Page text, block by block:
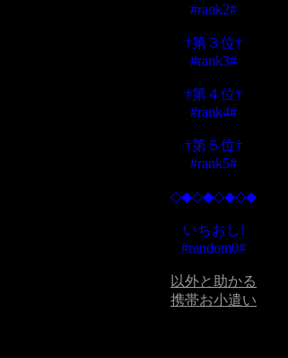
#rank2#
†第３位†
#rank3#
†第４位†
#rank4#
†第５位†
#rank5#
◇◆◇◆◇◆◇◆
いちおし!
#random0#
以外と助かる
携帯お小遣い